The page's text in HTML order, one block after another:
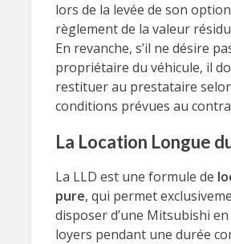
lors de la levée de son option
règlement de la valeur
En revanche, s’il ne désire
propriétaire du véhicule, il
restituer au prestataire
conditions prévues au
La Location Longue
La LLD est une formule de
pure, qui permet
disposer d’une Mitsubishi
loyers pendant une durée